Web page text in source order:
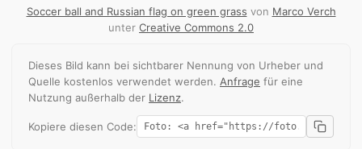
Soccer ball and Russian flag on green grass von Marco Verch
unter Creative Commons 2.0
Dieses Bild kann bei sichtbarer Nennung von Urheber und
Quelle kostenlos verwendet werden. Anfrage für eine
Nutzung außerhalb der Lizenz.
Kopiere diesen Code: